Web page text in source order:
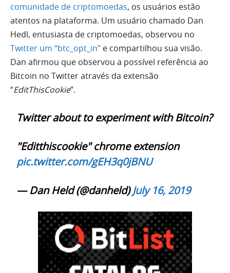
comunidade de criptomoedas, os usuários estão
atentos na plataforma. Um usuário chamado Dan
Hedl, entusiasta de criptomoedas, observou no
Twitter um “btc_opt_in” e compartilhou sua visão.
Dan afirmou que observou a possível referência ao
Bitcoin no Twitter através da extensão
“EditThisCookie”.
Twitter about to experiment with Bitcoin?
"Editthiscookie" chrome extension
pic.twitter.com/gEH3q0jBNU
— Dan Held (@danheld)July 16, 2019